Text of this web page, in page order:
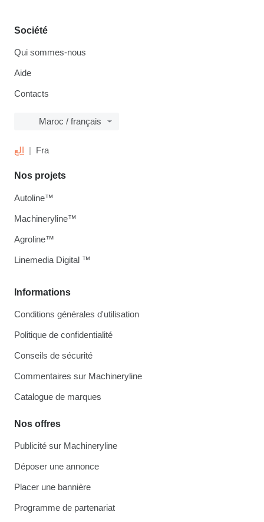
Société
Qui sommes-nous
Aide
Contacts
Maroc / français
الع Fra
Informations
Conditions générales d'utilisation
Politique de confidentialité
Conseils de sécurité
Commentaires sur Machineryline
Catalogue de marques
Nos offres
Publicité sur Machineryline
Déposer une annonce
Placer une bannière
Programme de partenariat
Nos projets
Autoline™
Machineryline™
Agroline™
Linemedia Digital ™